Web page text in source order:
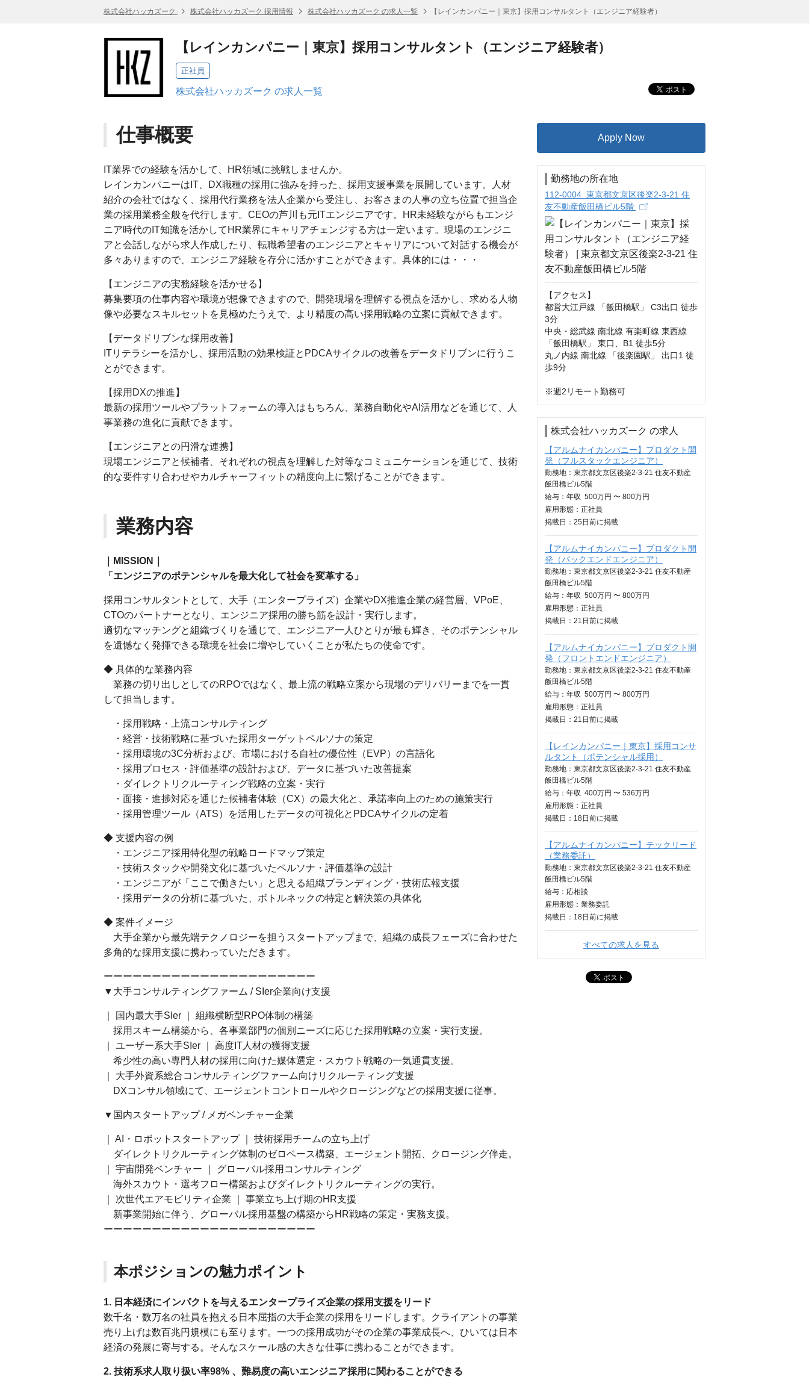
株式会社ハッカズーク 株式会社ハッカズーク 採用情報 株式会社ハッカズーク の求人一覧 【レインカンパニー｜東京】採用コンサルタント（エンジニア経験者）
【レインカンパニー｜東京】採用コンサルタント（エンジニア経験者）
正社員
株式会社ハッカズーク の求人一覧
仕事概要
IT業界での経験を活かして、HR領域に挑戦しませんか。
レインカンパニーはIT、DX職種の採用に強みを持った、採用支援事業を展開しています。人材
紹介の会社ではなく、採用代行業務を法人企業から受注し、お客さまの人事の立ち位置で担当企
業の採用業務全般を代行します。CEOの芦川も元ITエンジニアです。HR未経験ながらもエンジ
ニア時代のIT知識を活かしてHR業界にキャリアチェンジする方は一定います。現場のエンジニ
アと会話しながら求人作成したり、転職希望者のエンジニアとキャリアについて対話する機会が
多々ありますので、エンジニア経験を存分に活かすことができます。具体的には・・・
【エンジニアの実務経験を活かせる】
募集要項の仕事内容や環境が想像できますので、開発現場を理解する視点を活かし、求める人物
像や必要なスキルセットを見極めたうえで、より精度の高い採用戦略の立案に貢献できます。
【データドリブンな採用改善】
ITリテラシーを活かし、採用活動の効果検証とPDCAサイクルの改善をデータドリブンに行うこ
とができます。
【採用DXの推進】
最新の採用ツールやプラットフォームの導入はもちろん、業務自動化やAI活用などを通じて、人
事業務の進化に貢献できます。
【エンジニアとの円滑な連携】
現場エンジニアと候補者、それぞれの視点を理解した対等なコミュニケーションを通じて、技術
的な要件すり合わせやカルチャーフィットの精度向上に繋げることができます。
業務内容
｜MISSION｜
「エンジニアのポテンシャルを最大化して社会を変革する」
採用コンサルタントとして、大手（エンタープライズ）企業やDX推進企業の経営層、VPoE、
CTOのパートナーとなり、エンジニア採用の勝ち筋を設計・実行します。
適切なマッチングと組織づくりを通じて、エンジニア一人ひとりが最も輝き、そのポテンシャル
を遺憾なく発揮できる環境を社会に増やしていくことが私たちの使命です。
◆ 具体的な業務内容
業務の切り出しとしてのRPOではなく、最上流の戦略立案から現場のデリバリーまでを一貫
して担当します。
・採用戦略・上流コンサルティング
・経営・技術戦略に基づいた採用ターゲットペルソナの策定
・採用環境の3C分析および、市場における自社の優位性（EVP）の言語化
・採用プロセス・評価基準の設計および、データに基づいた改善提案
・ダイレクトリクルーティング戦略の立案・実行
・面接・進捗対応を通じた候補者体験（CX）の最大化と、承諾率向上のための施策実行
・採用管理ツール（ATS）を活用したデータの可視化とPDCAサイクルの定着
◆ 支援内容の例
・エンジニア採用特化型の戦略ロードマップ策定
・技術スタックや開発文化に基づいたペルソナ・評価基準の設計
・エンジニアが「ここで働きたい」と思える組織ブランディング・技術広報支援
・採用データの分析に基づいた、ボトルネックの特定と解決策の具体化
◆ 案件イメージ
大手企業から最先端テクノロジーを担うスタートアップまで、組織の成長フェーズに合わせた
多角的な採用支援に携わっていただきます。
ーーーーーーーーーーーーーーーーーーーーーー
▼大手コンサルティングファーム / SIer企業向け支援
｜ 国内最大手SIer ｜ 組織横断型RPO体制の構築
採用スキーム構築から、各事業部門の個別ニーズに応じた採用戦略の立案・実行支援。
｜ ユーザー系大手SIer ｜ 高度IT人材の獲得支援
希少性の高い専門人材の採用に向けた媒体選定・スカウト戦略の一気通貫支援。
｜ 大手外資系総合コンサルティングファーム向けリクルーティング支援
DXコンサル領域にて、エージェントコントロールやクロージングなどの採用支援に従事。
▼国内スタートアップ / メガベンチャー企業
｜ AI・ロボットスタートアップ ｜ 技術採用チームの立ち上げ
ダイレクトリクルーティング体制のゼロベース構築、エージェント開拓、クロージング伴走。
｜ 宇宙開発ベンチャー ｜ グローバル採用コンサルティング
海外スカウト・選考フロー構築およびダイレクトリクルーティングの実行。
｜ 次世代エアモビリティ企業 ｜ 事業立ち上げ期のHR支援
新事業開始に伴う、グローバル採用基盤の構築からHR戦略の策定・実務支援。
ーーーーーーーーーーーーーーーーーーーーーー
本ポジションの魅力ポイント
1. 日本経済にインパクトを与えるエンタープライズ企業の採用支援をリード
数千名・数万名の社員を抱える日本屈指の大手企業の採用をリードします。クライアントの事業
売り上げは数百兆円規模にも至ります。一つの採用成功がその企業の事業成長へ、ひいては日本
経済の発展に寄与する。そんなスケール感の大きな仕事に携わることができます。
2. 技術系求人取り扱い率98% 、難易度の高いエンジニア採用に関わることができる
Apply Now
勤務地の所在地
112-0004 東京都文京区後楽2-3-21 住
友不動産飯田橋ビル5階
【アクセス】
都営大江戸線 「飯田橋駅」 C3出口 徒歩
3分
中央・総武線 南北線 有楽町線 東西線
「飯田橋駅」 東口、B1 徒歩5分
丸ノ内線 南北線 「後楽園駅」 出口1 徒
歩9分
※週2リモート勤務可
株式会社ハッカズーク の求人
【アルムナイカンパニー】プロダクト開
発（フルスタックエンジニア）
勤務地：東京都文京区後楽2-3-21 住友不動産
飯田橋ビル5階
給与： 年収 500万円 〜 800万円
雇用形態：正社員
掲載日： 25日 前に掲載
【アルムナイカンパニー】プロダクト開
発（バックエンドエンジニア）
勤務地：東京都文京区後楽2-3-21 住友不動産
飯田橋ビル5階
給与： 年収 500万円 〜 800万円
雇用形態：正社員
掲載日： 21日 前に掲載
【アルムナイカンパニー】プロダクト開
発（フロントエンドエンジニア）
勤務地：東京都文京区後楽2-3-21 住友不動産
飯田橋ビル5階
給与： 年収 500万円 〜 800万円
雇用形態：正社員
掲載日： 21日 前に掲載
【レインカンパニー｜東京】採用コンサ
ルタント（ポテンシャル採用）
勤務地：東京都文京区後楽2-3-21 住友不動産
飯田橋ビル5階
給与： 年収 400万円 〜 536万円
雇用形態：正社員
掲載日： 18日 前に掲載
【アルムナイカンパニー】テックリード
（業務委託）
勤務地：東京都文京区後楽2-3-21 住友不動産
飯田橋ビル5階
給与： 応相談
雇用形態：業務委託
掲載日： 18日 前に掲載
すべての求人を見る